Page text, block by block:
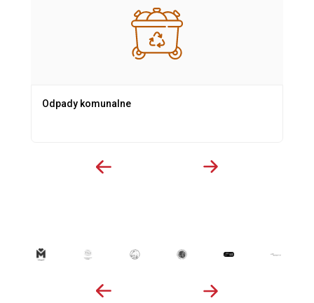
Odpady komunalne